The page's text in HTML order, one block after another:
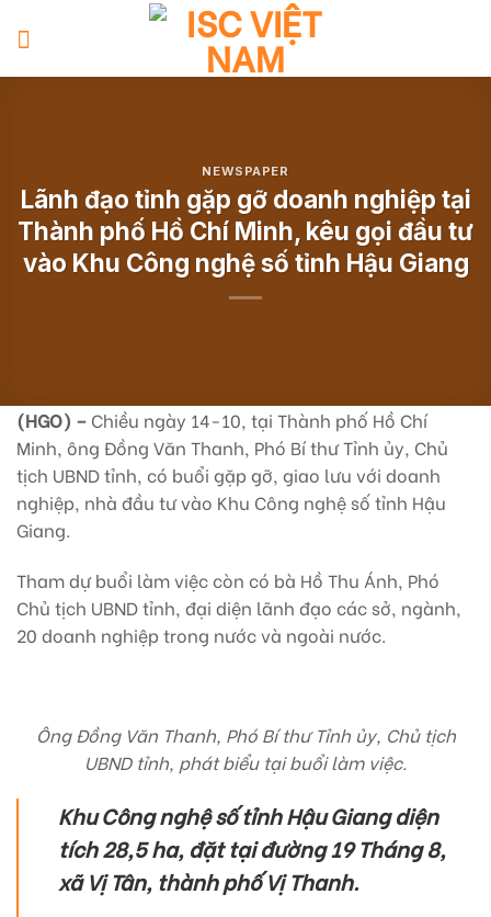
NEWSPAPER
Lãnh đạo tỉnh gặp gỡ doanh nghiệp tại
Thành phố Hồ Chí Minh, kêu gọi đầu tư
vào Khu Công nghệ số tỉnh Hậu Giang
(HGO) – Chiều ngày 14-10, tại Thành phố Hồ Chí
Minh, ông Đồng Văn Thanh, Phó Bí thư Tỉnh ủy, Chủ
tịch UBND tỉnh, có buổi gặp gỡ, giao lưu với doanh
nghiệp, nhà đầu tư vào Khu Công nghệ số tỉnh Hậu
Giang.
Tham dự buổi làm việc còn có bà Hồ Thu Ánh, Phó
Chủ tịch UBND tỉnh, đại diện lãnh đạo các sở, ngành,
20 doanh nghiệp trong nước và ngoài nước.
Ông Đồng Văn Thanh, Phó Bí thư Tỉnh ủy, Chủ tịch
UBND tỉnh, phát biểu tại buổi làm việc.
Khu Công nghệ số tỉnh Hậu Giang diện
tích 28,5 ha, đặt tại đường 19 Tháng 8,
xã Vị Tân, thành phố Vị Thanh.